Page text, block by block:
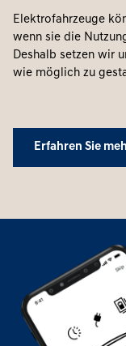
Elektrofahrzeuge
wenn sie die
Deshalb setzen wir
wie möglich zu
Erfahren Sie